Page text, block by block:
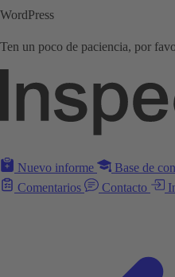
WordPress
Ten un poco de paciencia, por
Nuevo informe Base de
Comentarios
Contacto